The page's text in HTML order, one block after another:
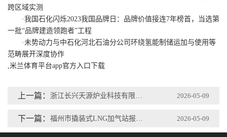
跨区域实测
·我国石化闪烁2023我国品牌日：品牌价值接连7年榜首，当选第
一批“品牌建造领跑者”工程
·未势动力与中石化河北石油分公司环绕氢能制储运加与使用等
范畴展开深度协作
,米兰体育平台app官方入口下载
上一篇： 2026-05-09
下一篇： 2026-05-09